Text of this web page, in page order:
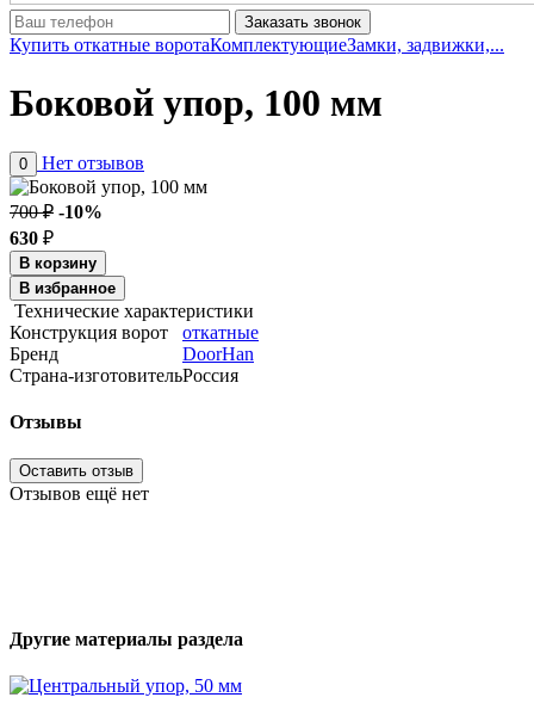
Заказать звонок
Купить откатные воротаКомплектующиеЗамки, задвижки,...
Боковой упор, 100 мм
0 Нет отзывов
700 ₽ -10%
630 ₽
В корзину
В избранное
Технические характеристики
Конструкция ворот
откатные
Бренд
DoorHan
Страна-изготовительРоссия
Отзывы
Оставить отзыв
Отзывов ещё нет
Другие материалы раздела